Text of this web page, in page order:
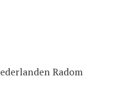
Radom